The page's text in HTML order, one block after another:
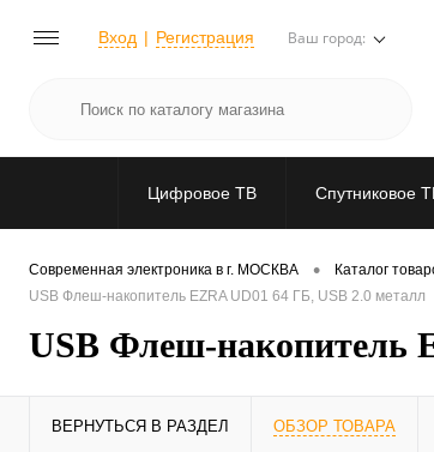
Вход Регистрация Ваш город:
Цифровое ТВ Спутниковое
Современная электроника в г. МОСКВА • Каталог
USB Флеш-накопитель EZRA UD01 64 ГБ, USB 2.0 металл
USB Флеш-накопитель
ВЕРНУТЬСЯ В РАЗДЕЛ ОБЗОР ТОВАРА